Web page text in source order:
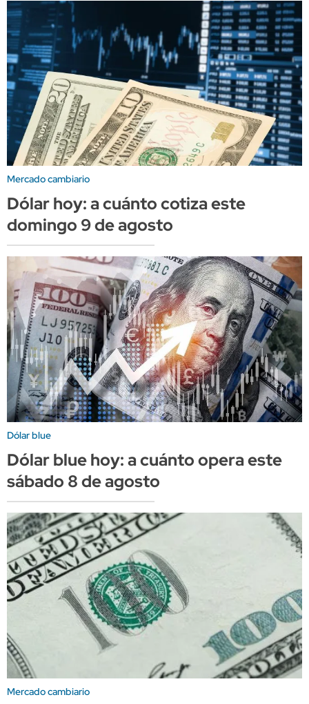
Mercado cambiario
Dólar hoy: a cuánto cotiza este
domingo 9 de agosto
Dólar blue
Dólar blue hoy: a cuánto opera este
sábado 8 de agosto
Mercado cambiario